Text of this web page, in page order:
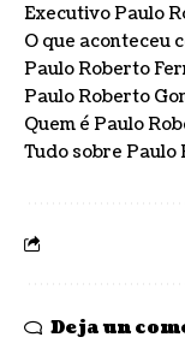
Executivo Paulo
O que aconteceu
Paulo Roberto
Paulo Roberto
Quem é Paulo
Tudo sobre Paulo
Deja un